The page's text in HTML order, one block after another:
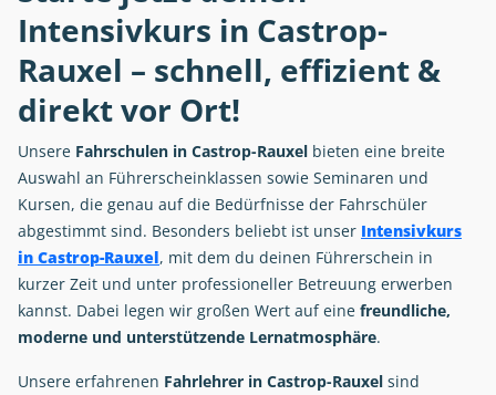
Intensivkurs in Castrop-
Rauxel – schnell, effizient &
direkt vor Ort!
Unsere Fahrschulen in Castrop-Rauxel bieten eine breite
Auswahl an Führerscheinklassen sowie Seminaren und
Kursen, die genau auf die Bedürfnisse der Fahrschüler
abgestimmt sind. Besonders beliebt ist unser Intensivkurs
in Castrop-Rauxel, mit dem du deinen Führerschein in
kurzer Zeit und unter professioneller Betreuung erwerben
kannst. Dabei legen wir großen Wert auf eine freundliche,
moderne und unterstützende Lernatmosphäre.
Unsere erfahrenen Fahrlehrer in Castrop-Rauxel sind